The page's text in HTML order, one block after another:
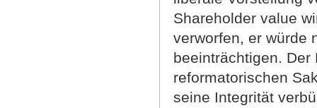
Shareholder value
verworfen, er würde
beeinträchtigen.
reformatorischen
seine Integrität